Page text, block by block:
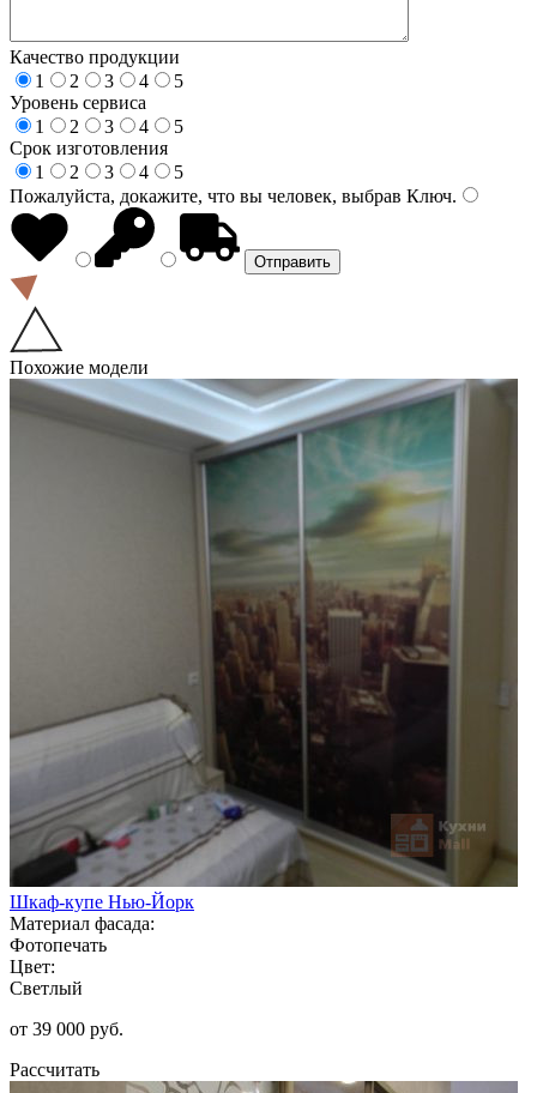
Качество продукции
1
2 3 4
5
Уровень сервиса
1
2 3 4
5
Срок изготовления
1
2 3 4
5
Пожалуйста, докажите, что вы человек, выбрав Ключ.
Похожие модели
Шкаф-купе Нью-Йорк
Материал фасада:
Фотопечать
Цвет:
Светлый
от 39 000 руб.
Рассчитать